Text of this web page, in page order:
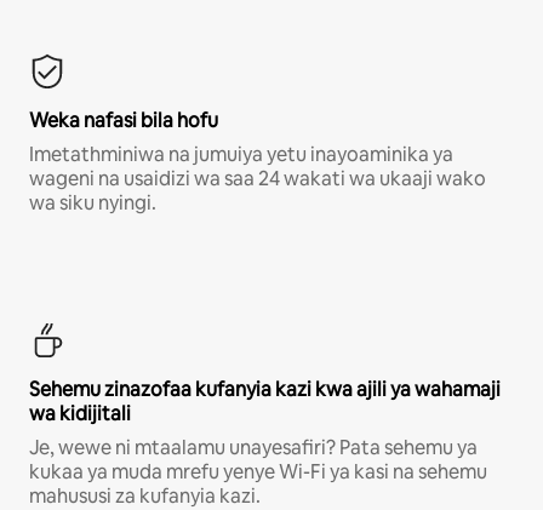
Weka nafasi bila hofu
Imetathminiwa na jumuiya yetu inayoaminika ya
wageni na usaidizi wa saa 24 wakati wa ukaaji wako
wa siku nyingi.
Sehemu zinazofaa kufanyia kazi kwa ajili ya wahamaji
wa kidijitali
Je, wewe ni mtaalamu unayesafiri? Pata sehemu ya
kukaa ya muda mrefu yenye Wi-Fi ya kasi na sehemu
mahususi za kufanyia kazi.